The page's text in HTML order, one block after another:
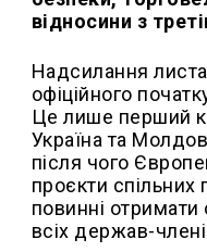
відносини з
Надсилання
офіційного
Це лише перший
Україна та
після чого
проєкти спільних
повинні
всіх держав-